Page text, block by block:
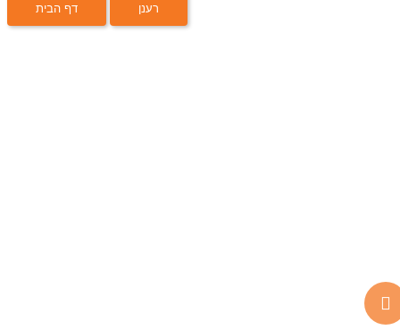
דף הבית רענן